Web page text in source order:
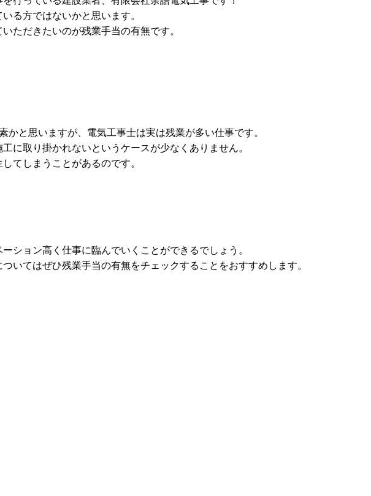
る方ではないかと思います。
ただきたいのが残業手当の有無です。
と思いますが、電気工事士は実は残業が多い仕事です。
に取り掛かれないというケースが少なくありません。
てしまうことがあるのです。
ション高く仕事に臨んでいくことができるでしょう。
てはぜひ残業手当の有無をチェックすることをおすすめします。